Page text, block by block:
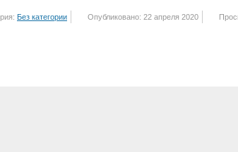
Без категории Опубликовано: 22 апреля 2020